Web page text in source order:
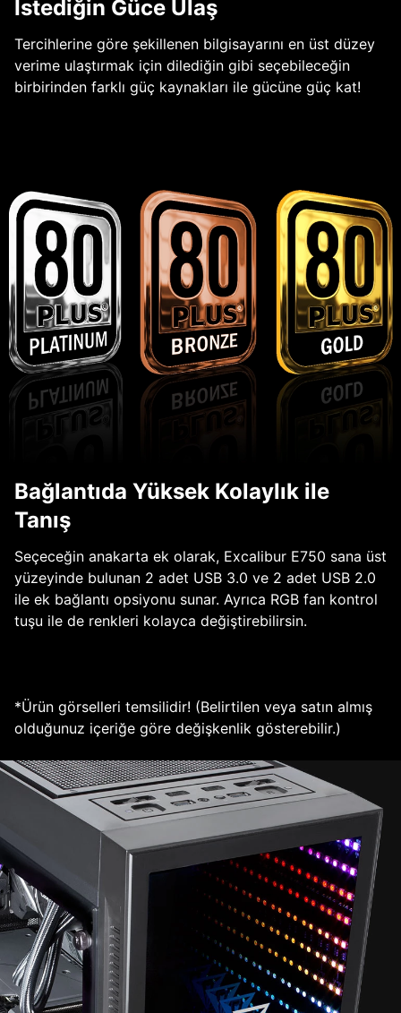
İstediğin Güce Ulaş
Tercihlerine göre şekillenen bilgisayarını en üst düzey
verime ulaştırmak için dilediğin gibi seçebileceğin
birbirinden farklı güç kaynakları ile gücüne güç kat!
Bağlantıda Yüksek Kolaylık ile
Tanış
Seçeceğin anakarta ek olarak, Excalibur E750 sana üst
yüzeyinde bulunan 2 adet USB 3.0 ve 2 adet USB 2.0
ile ek bağlantı opsiyonu sunar. Ayrıca RGB fan kontrol
tuşu ile de renkleri kolayca değiştirebilirsin.
*Ürün görselleri temsilidir! (Belirtilen veya satın almış
olduğunuz içeriğe göre değişkenlik gösterebilir.)